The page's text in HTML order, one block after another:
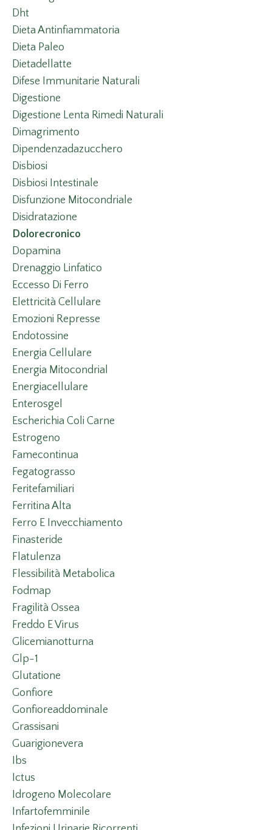
Dht
Dieta Antinfiammatoria
Dieta Paleo
Dietadellatte
Difese Immunitarie Naturali
Digestione
Digestione Lenta Rimedi Naturali
Dimagrimento
Dipendenzadazucchero
Disbiosi
Disbiosi Intestinale
Disfunzione Mitocondriale
Disidratazione
Dolorecronico
Dopamina
Drenaggio Linfatico
Eccesso Di Ferro
Elettricità Cellulare
Emozioni Represse
Endotossine
Energia Cellulare
Energia Mitocondrial
Energiacellulare
Enterosgel
Escherichia Coli Carne
Estrogeno
Famecontinua
Fegatograsso
Feritefamiliari
Ferritina Alta
Ferro E Invecchiamento
Finasteride
Flatulenza
Flessibilità Metabolica
Fodmap
Fragilità Ossea
Freddo E Virus
Glicemianotturna
Glp-1
Glutatione
Gonfiore
Gonfioreaddominale
Grassisani
Guarigionevera
Ibs
Ictus
Idrogeno Molecolare
Infartofemminile